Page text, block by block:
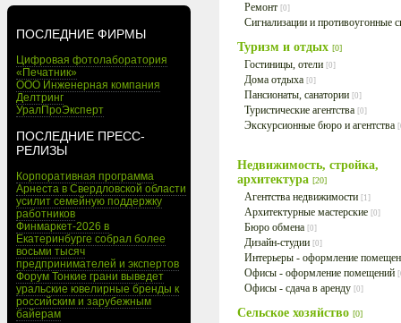
ПОСЛЕДНИЕ ФИРМЫ
Цифровая фотолаборатория
«Печатник»
ООО Инженерная компания
Делтринг
УралПроЭксперт
ПОСЛЕДНИЕ ПРЕСС-
РЕЛИЗЫ
Корпоративная программа
Арнеста в Свердловской области
усилит семейную поддержку
работников
Финмаркет-2026 в
Екатеринбурге собрал более
восьми тысяч
предпринимателей и экспертов
Форум Тонкие грани выведет
уральские ювелирные бренды к
российским и зарубежным
байерам
Ремонт [0]
Сигнализации и противоугонные
Туризм и отдых [0]
Гостиницы, отели [0]
Дома отдыха [0]
Пансионаты, санатории [0]
Туристические агентства [0]
Экскурсионные бюро и агентства
Недвижимость, стройка,
архитектура [20]
Агентства недвижимости [1]
Архитектурные мастерские [0]
Бюро обмена [0]
Дизайн-студии [0]
Интерьеры - оформление
Офисы - оформление помещений
Офисы - сдача в аренду [0]
Сельское хозяйство [0]